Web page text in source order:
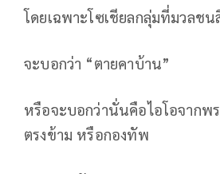
โดยเฉพาะโซเชียลกลุ่มที่มวลชน
จะบอกว่า “ตายคาบ้าน”
หรือจะบอกว่านั่นคือไอโอจากพร
ตรงข้าม หรือกองทัพ